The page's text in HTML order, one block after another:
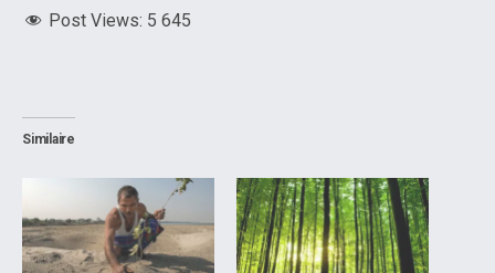
Post Views: 5 645
Similaire